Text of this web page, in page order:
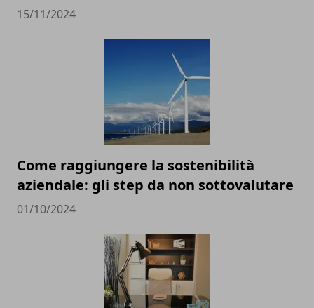
15/11/2024
Come raggiungere la sostenibilità
aziendale: gli step da non sottovalutare
01/10/2024